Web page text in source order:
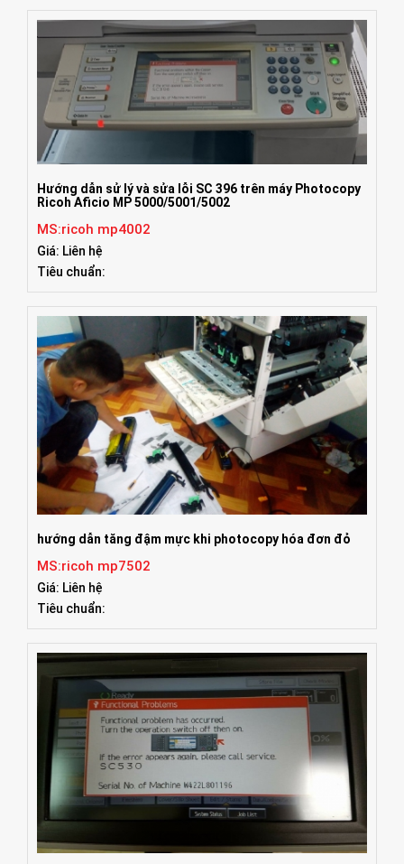
Hướng dẫn sử lý và sửa lỗi SC 396 trên máy Photocopy
Ricoh Aficio MP 5000/5001/5002
MS:ricoh mp4002
Giá: Liên hệ
Tiêu chuẩn:
hướng dẫn tăng đậm mực khi photocopy hóa đơn đỏ
MS:ricoh mp7502
Giá: Liên hệ
Tiêu chuẩn: